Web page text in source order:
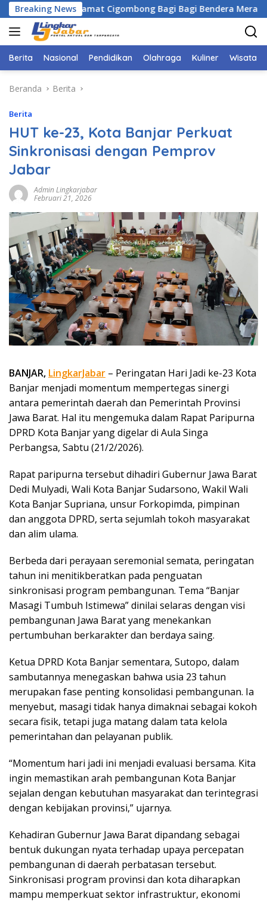
Langsung
ke
konten
Breaking News
Camat Cigombong Bagi Bagi Bendera Merah Putih
Berita Nasional Pendidikan Olahraga Kuliner Wisata
Beranda Berita
Berita
HUT ke-23, Kota Banjar Perkuat
Sinkronisasi dengan Pemprov
Jabar
Admin Lingkarjabar
Februari 21, 2026
BANJAR, LingkarJabar – Peringatan Hari Jadi ke-23 Kota
Banjar menjadi momentum mempertegas sinergi
antara pemerintah daerah dan Pemerintah Provinsi
Jawa Barat. Hal itu mengemuka dalam Rapat Paripurna
DPRD Kota Banjar yang digelar di Aula Singa
Perbangsa, Sabtu (21/2/2026).
Rapat paripurna tersebut dihadiri Gubernur Jawa Barat
Dedi Mulyadi, Wali Kota Banjar Sudarsono, Wakil Wali
Kota Banjar Supriana, unsur Forkopimda, pimpinan
dan anggota DPRD, serta sejumlah tokoh masyarakat
dan alim ulama.
Berbeda dari perayaan seremonial semata, peringatan
tahun ini menitikberatkan pada penguatan
sinkronisasi program pembangunan. Tema “Banjar
Masagi Tumbuh Istimewa” dinilai selaras dengan visi
pembangunan Jawa Barat yang menekankan
pertumbuhan berkarakter dan berdaya saing.
Ketua DPRD Kota Banjar sementara, Sutopo, dalam
sambutannya menegaskan bahwa usia 23 tahun
merupakan fase penting konsolidasi pembangunan. Ia
menyebut, masagi tidak hanya dimaknai sebagai kokoh
secara fisik, tetapi juga matang dalam tata kelola
pemerintahan dan pelayanan publik.
“Momentum hari jadi ini menjadi evaluasi bersama. Kita
ingin memastikan arah pembangunan Kota Banjar
sejalan dengan kebutuhan masyarakat dan terintegrasi
dengan kebijakan provinsi,” ujarnya.
Kehadiran Gubernur Jawa Barat dipandang sebagai
bentuk dukungan nyata terhadap upaya percepatan
pembangunan di daerah perbatasan tersebut.
Sinkronisasi program provinsi dan kota diharapkan
mampu memperkuat sektor infrastruktur, ekonomi